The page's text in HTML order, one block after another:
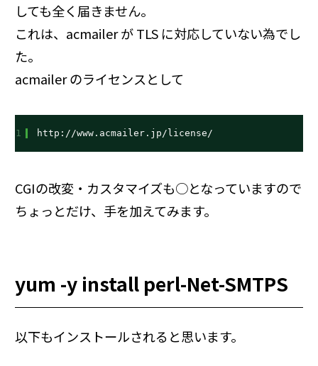
しても全く届きません。
これは、acmailer が TLS に対応していない為でし
た。
acmailer のライセンスとして
1 http://www.acmailer.jp/license/
CGIの改変・カスタマイズも○となっていますので
ちょっとだけ、手を加えてみます。
yum -y install perl-Net-SMTPS
以下もインストールされると思います。